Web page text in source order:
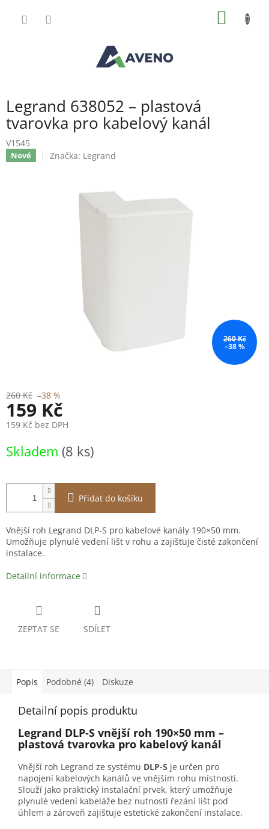
Legrand 638052 – plastová
tvarovka pro kabelový kanál
V1545
Nové Značka: Legrand
260 Kč
–38 %
260 Kč –38 %
159 Kč
159 Kč bez DPH
cena:
Skladem (8 ks)
Přidat do košíku
Vnější roh Legrand DLP-S pro kabelové kanály 190×50 mm.
Umožňuje plynulé vedení lišt v rohu a zajišťuje čisté zakončení
instalace.
Detailní informace
ZEPTAT SE SDÍLET
Popis Podobné (4) Diskuze
Detailní popis produktu
Legrand DLP-S vnější roh 190×50 mm –
plastová tvarovka pro kabelový kanál
Vnější roh Legrand ze systému DLP-S je určen pro
napojení kabelových kanálů ve vnějším rohu místnosti.
Slouží jako praktický instalační prvek, který umožňuje
plynulé vedení kabeláže bez nutnosti řezání lišt pod
úhlem a zároveň zajišťuje estetické zakončení instalace.